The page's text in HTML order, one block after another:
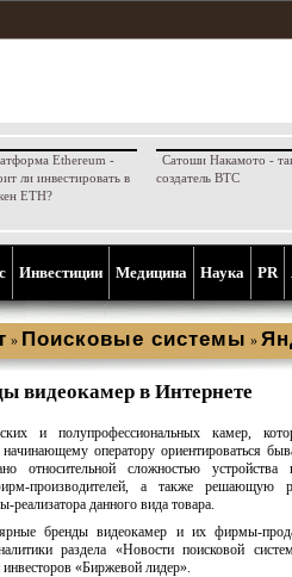
Ethereum -
ли инвестировать в
ETH?
Сатоши Накамото -
создатель BTC
Инвестиции Медицина Наука PR
» Поисковые системы »
видеокамер в Интернете
и полупрофессиональных камер,
оператору ориентироваться
относительной сложностью устройства
производителей, а также решающую
данного вида товара.
бренды видеокамер и их фирмы-
раздела «Новости поисковой
«Биржевой лидер».